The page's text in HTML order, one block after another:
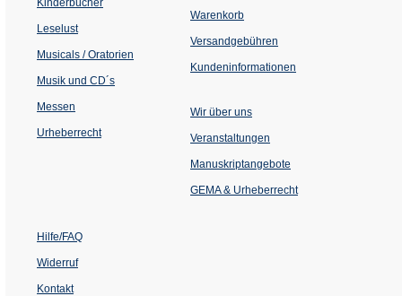
Leselust
Musicals / Oratorien
Musik und CD´s
Messen
Urheberrecht
Warenkorb
Versandgebühren
Kundeninformationen
Wir über uns
Veranstaltungen
einem
Tab)
Manuskriptangebote
GEMA & Urheberrecht
Hilfe/FAQ
Widerruf
Kontakt